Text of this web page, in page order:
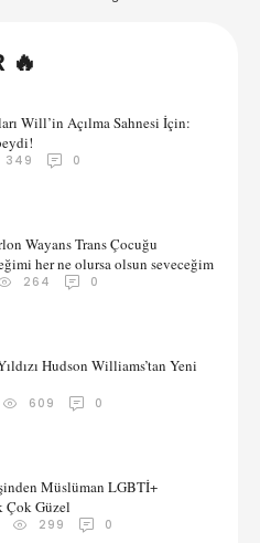
ayında Attitude kapağında
tarafından kameraya
fırtınası ile ünlenen Pietro, …
🔥
Will’in Açılma Sahnesi İçin:
349 0
Wayans Trans Çocuğu
her ne olursa olsun seveceğim
264 0
Hudson Williams’tan Yeni
609 0
Müslüman LGBTİ+
Çok Güzel
299 0